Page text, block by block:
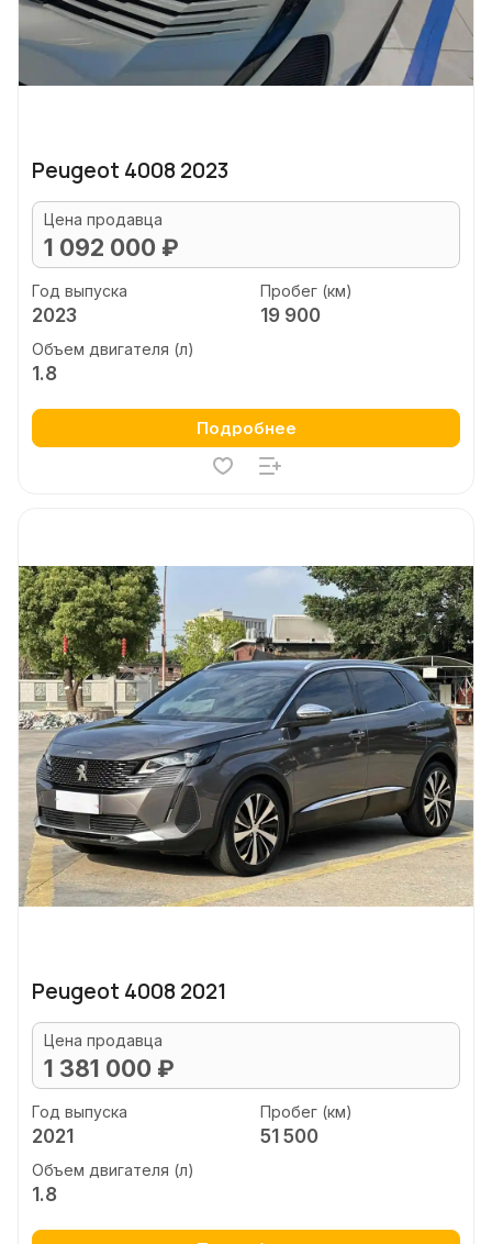
Peugeot 4008 2023
Цена продавца
1 092 000 ₽
Год выпуска
2023
Пробег (км)
19 900
Объем двигателя (л)
1.8
Подробнее
Peugeot 4008 2021
Цена продавца
1 381 000 ₽
Год выпуска
2021
Пробег (км)
51 500
Объем двигателя (л)
1.8